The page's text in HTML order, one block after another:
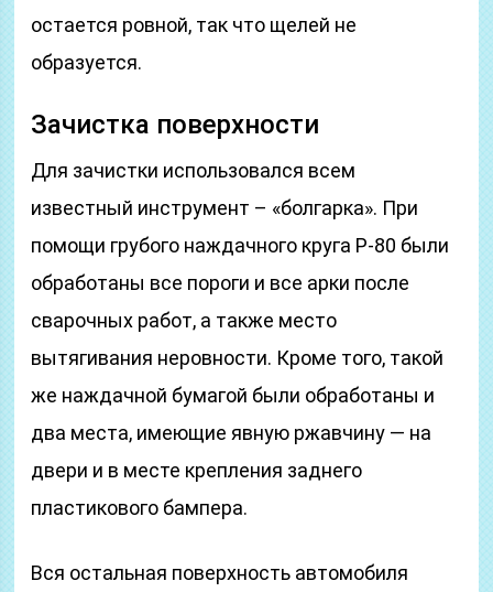
остается ровной, так что щелей не
образуется.
Зачистка поверхности
Для зачистки использовался всем
известный инструмент – «болгарка». При
помощи грубого наждачного круга Р-80 были
обработаны все пороги и все арки после
сварочных работ, а также место
вытягивания неровности. Кроме того, такой
же наждачной бумагой были обработаны и
два места, имеющие явную ржавчину — на
двери и в месте крепления заднего
пластикового бампера.
Вся остальная поверхность автомобиля